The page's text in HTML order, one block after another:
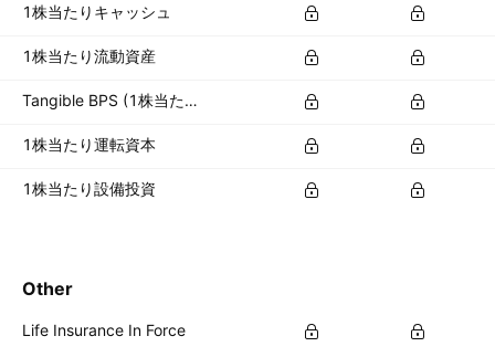
1株当たりキャッシュ
1株当たり流動資産
Tangible BPS (1株当たり有形資産)
1株当たり運転資本
1株当たり設備投資
Other
Life Insurance In Force